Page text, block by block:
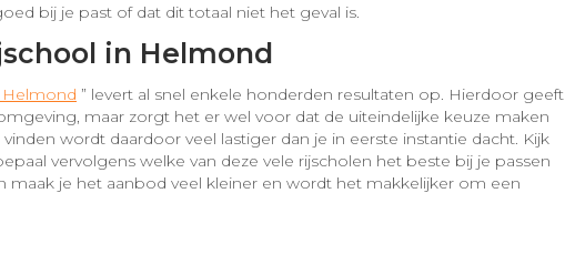
bij je past of dat dit totaal niet het geval is.
in Helmond
Helmond ” levert al snel enkele honderden resultaten op. Hierdoor geeft
maar zorgt het er wel voor dat de uiteindelijke keuze maken
wordt daardoor veel lastiger dan je in eerste instantie dacht. Kijk
vervolgens welke van deze vele rijscholen het beste bij je passen
je het aanbod veel kleiner en wordt het makkelijker om een